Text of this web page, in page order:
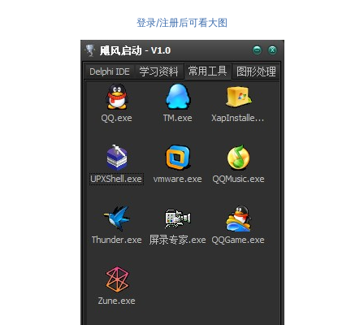
登录/注册后可看大图